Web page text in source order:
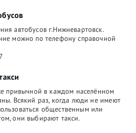
автобусов г.Нижневартовск.
можно по телефону справочной
привычной в каждом населённом
Всякий раз, когда люди не имеют
общественным или
они выбирают такси.